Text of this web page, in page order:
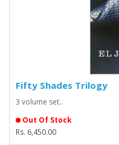
Fifty Shades Trilogy
3 volume set..
Out Of Stock
Rs. 6,450.00